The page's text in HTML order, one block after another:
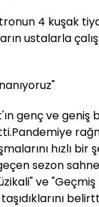
4 kuşak
ustalarla
genç ve geniş
hızlı bir
sezon
ve